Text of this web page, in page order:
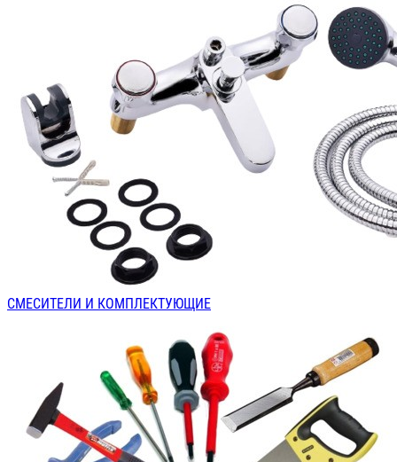
СМЕСИТЕЛИ И КОМПЛЕКТУЮЩИЕ